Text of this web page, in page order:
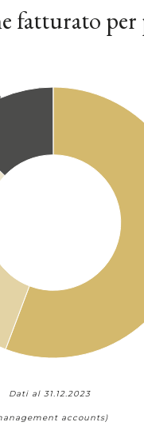
fatturato
Dati al 31.12.2023
accounts)